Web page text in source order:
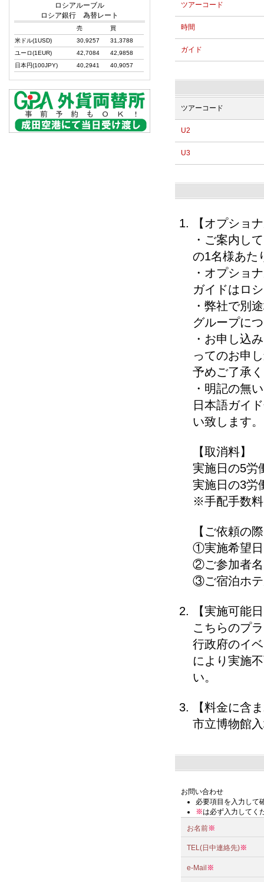
ツアーコード
時間
ガイド
ツアーコード
U2
U3
【オプショ
・ご案内し
の1名様あた
・オプショ
ガイドはロ
・弊社で別
グループに
・お申し込
ってのお申
予めご了承
・明記の無
日本語ガイ
い致します。
【取消料】
実施日の5
実施日の3労
※手配手数
【ご依頼の
①実施希望日
②ご参加者
③ご宿泊ホテ
【実施可能
こちらのプ
行政府のイ
により実施
い。
【料金に含
市立博物館
お問い合わせ
必要項目を入力して
※は必ず入力してく
お名前※
TEL(日中連絡先)※
e-Mail ※
ロシアルーブル
ロシア銀行 為替レート
売
買
米ドル(1USD)
30,9257
31,3788
ユーロ(1EUR)
42,7084
42,9858
日本円(100JPY)
40,2941 40,9057